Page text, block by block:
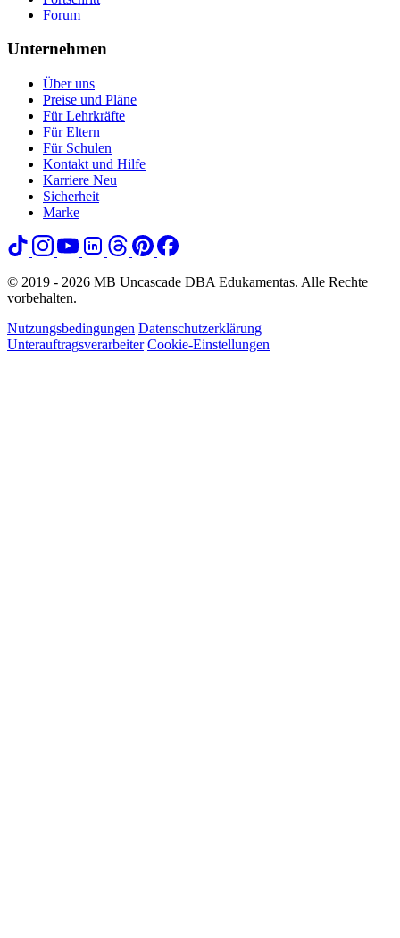
Forum
Unternehmen
Über uns
Preise und Pläne
Für Lehrkräfte
Für Eltern
Für Schulen
Kontakt und Hilfe
Karriere Neu
Sicherheit
Marke
© 2019 - 2026 MB Uncascade DBA Edukamentas. Alle Rechte
vorbehalten.
Nutzungsbedingungen Datenschutzerklärung
Unterauftragsverarbeiter Cookie-Einstellungen